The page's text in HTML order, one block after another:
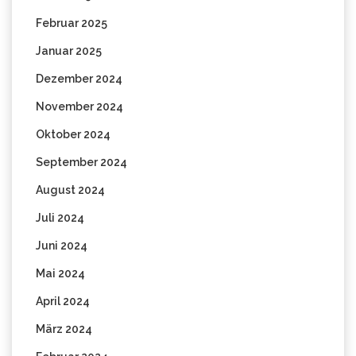
Februar 2025
Januar 2025
Dezember 2024
November 2024
Oktober 2024
September 2024
August 2024
Juli 2024
Juni 2024
Mai 2024
April 2024
März 2024